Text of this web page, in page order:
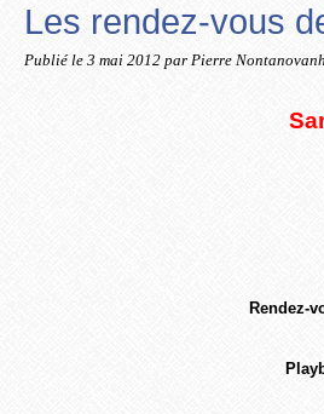
Les rendez-vous
Publié le 3 mai 2012 par Pierre Nontanovanh
Rendez-